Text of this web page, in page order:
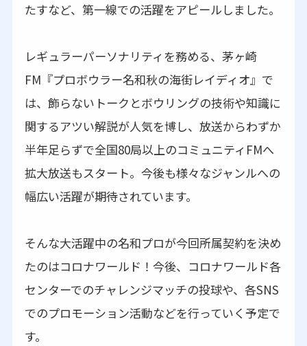
たすなど、第一線での活躍をアピールしました。
レギュラーパーソナリティを務める、茅ヶ崎
FM『プロボウラー名和秋の海街レイディオ』で
は、飾らないトークとボウリングの技術や知識に
関するアツい解説が人気を博し、放送からわずか
半年足らずで全国80局以上のコミュニティFMへ
拡大放送もスタート。今後も様々なジャンルへの
幅広い活躍が期待されています。
そんな大活躍中の名和プロが今回所属契約を決め
たのはコロナワールド！今後、コロナワールド各
センターでのチャレンジマッチの投球や、各SNS
でのプロモーション活動などを行っていく予定で
す。